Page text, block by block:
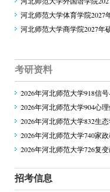
河北师范大学体育学院2027
河北师范大学商学院2027年
考研资料
2026年河北师范大学918信
2026年河北师范大学904心
2026年河北师范大学832生
2026年河北师范大学740家
2026年河北师范大学726复
招考信息